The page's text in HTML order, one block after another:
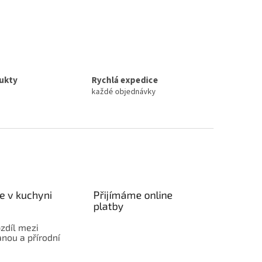
Rychlá expedice
každé objednávky
v kuchyni
mezi
a přírodní
Přijímáme online
platby